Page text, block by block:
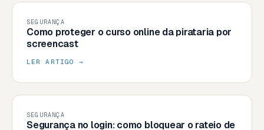
SEGURANÇA
Como proteger o curso online da pirataria por
screencast
LER ARTIGO →
SEGURANÇA
Segurança no login: como bloquear o rateio de